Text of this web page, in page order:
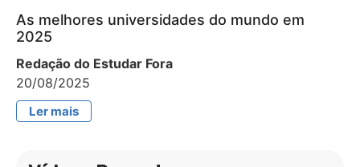
As melhores universidades do mundo em
2025
Redação do Estudar Fora
20/08/2025
Ler mais